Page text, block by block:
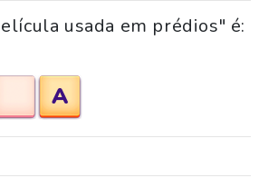
usada em prédios" é:
A